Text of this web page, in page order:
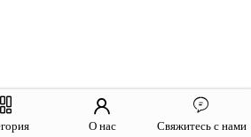
О нас Свяжитесь с нами